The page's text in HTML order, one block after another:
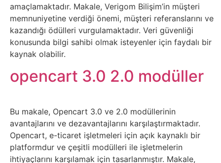
Mobil
Müzik
Nft
Oyun
Projeler
ve
Fikirler
amaçlamaktadır. Makale, Verigom Bilişim’in müşteri
memnuniyetine verdiği önemi, müşteri referanslarını ve
kazandığı ödülleri vurgulamaktadır. Veri güvenliği
konusunda bilgi sahibi olmak isteyenler için faydalı bir
kaynak olabilir.
opencart 3.0 2.0 modüller
Bu makale, Opencart 3.0 ve 2.0 modüllerinin
avantajlarını ve dezavantajlarını karşılaştırmaktadır.
Opencart, e-ticaret işletmeleri için açık kaynaklı bir
platformdur ve çeşitli modülleri ile işletmelerin
ihtiyaçlarını karşılamak için tasarlanmıştır. Makale,